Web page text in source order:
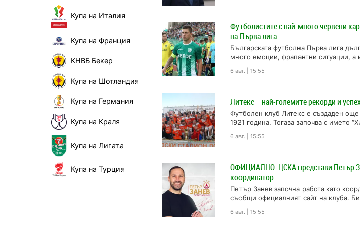
Купа на Италия
Купа на Франция
КНВБ Бекер
Купа на Шотландия
Купа на Германия
Купа на Краля
Купа на Лигата
Купа на Турция
Футболистите с най-много червени
на Първа лига
Българската футболна Първа лига
много емоции, фрапантни ситуации, а
картони. Не един и двама по-груби...
6 авг. | 15:55
Литекс – най-големите рекорди и
Футболен клуб Литекс е създаден още
1921 година. Тогава започва с името
годините е бил прекръстван...
6 авг. | 15:55
ОФИЦИАЛНО: ЦСКА представи Петър
координатор
Петър Занев започна работа като
съобщи официалният сайт на клуба.
ще отговаря за развитието на...
6 авг. | 15:55